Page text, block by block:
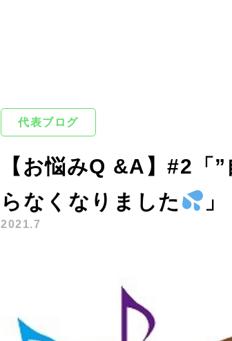
代表ブログ
【お悩みQ &A】#2「
らなくなりました
」
2021.7